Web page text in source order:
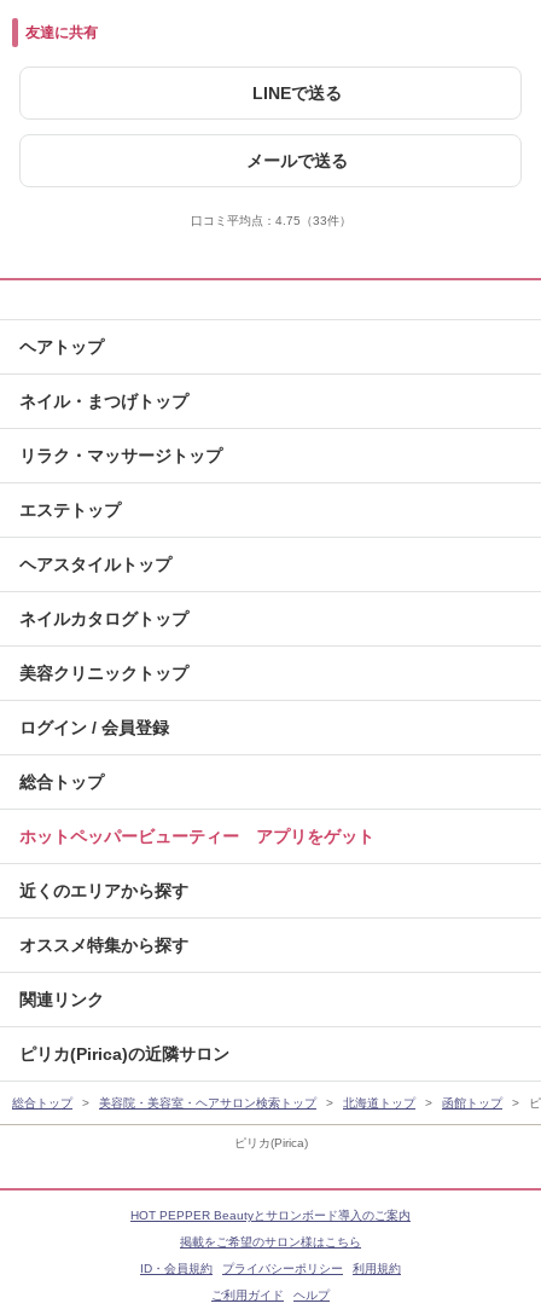
ピリカ(Pirica)
友達に共有
LINEで送る
メールで送る
口コミ平均点： 4.75 （33件）
ヘアトップ
ネイル・まつげトップ
リラク・マッサージトップ
エステトップ
ヘアスタイルトップ
ネイルカタログトップ
美容クリニックトップ
ログイン / 会員登録
総合トップ
ホットペッパービューティー アプリをゲット
近くのエリアから探す
オススメ特集から探す
関連リンク
ピリカ(Pirica)の近隣サロン
総合トップ 美容院・美容室・ヘアサロン検索トップ 北海道トップ 函館トップ
HOT PEPPER Beautyとサロンボード導入のご案内
掲載をご希望のサロン様はこちら
ID・会員規約
プライバシーポリシー
利用規約
ご利用ガイド
ヘルプ